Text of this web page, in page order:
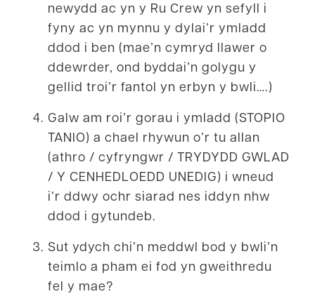
newydd ac yn y Ru Crew yn sefyll i
fyny ac yn mynnu y dylai’r ymladd
ddod i ben (mae’n cymryd llawer o
ddewrder, ond byddai’n golygu y
gellid troi’r fantol yn erbyn y bwli….)
Galw am roi’r gorau i ymladd (STOPIO
TANIO) a chael rhywun o’r tu allan
(athro / cyfryngwr / TRYDYDD GWLAD
/ Y CENHEDLOEDD UNEDIG) i wneud
i’r ddwy ochr siarad nes iddyn nhw
ddod i gytundeb.
Sut ydych chi’n meddwl bod y bwli’n
teimlo a pham ei fod yn gweithredu
fel y mae?